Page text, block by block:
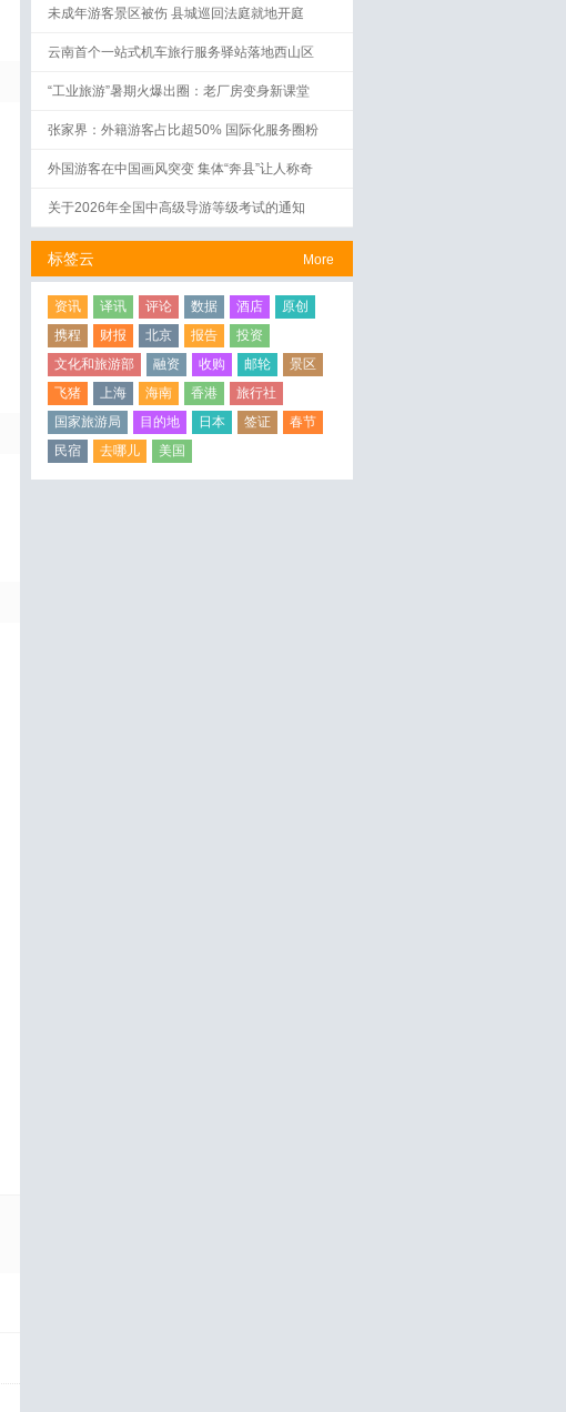
未成年游客景区被伤 县城巡回法庭就地开庭
云南首个一站式机车旅行服务驿站落地西山区
“工业旅游”暑期火爆出圈：老厂房变身新课堂
张家界：外籍游客占比超50% 国际化服务圈粉
外国游客在中国画风突变 集体“奔县”让人称奇
关于2026年全国中高级导游等级考试的通知
More
标签云
资讯 译讯 评论 数据 酒店
原创
携程
财报 北京 报告
投资
文化和旅游部
融资 收购 邮轮
景区
飞猪
上海 海南 香港
旅行社
国家旅游局
目的地 日本 签证
春节
民宿
去哪儿 美国